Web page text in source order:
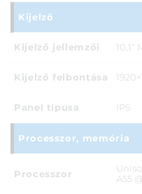
Kijelző
Kijelző jellemzői
Kijelző felbontása
Panel típusa IPS
Processzor, memória
Processzor
A55